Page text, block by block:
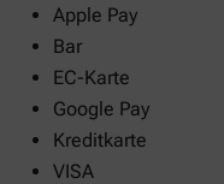
Apple Pay
Bar
EC-Karte
Google Pay
Kreditkarte
VISA